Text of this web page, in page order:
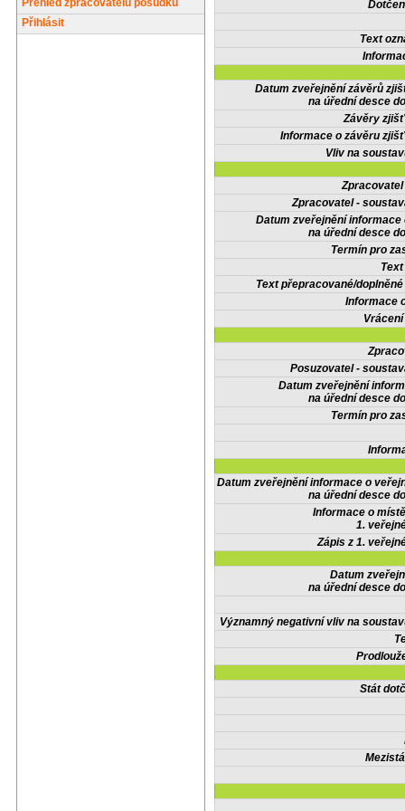
Přehled zpracovatelů posudků
Přihlásit
Text
Datum zveřejnění závěrů
na úřední desce
Závěry
Informace o závěru
Vliv na
Zpracovatel -
Datum zveřejnění informace
na úřední desce
Termín pro
Text přepracované/
Informace
Posuzovatel -
Datum zveřejnění
na úřední desce
Termín pro
Datum zveřejnění informace o
na úřední desce
Informace o
1.
Zápis z 1.
Datum
na úřední desce
Významný negativní vliv na
Stát